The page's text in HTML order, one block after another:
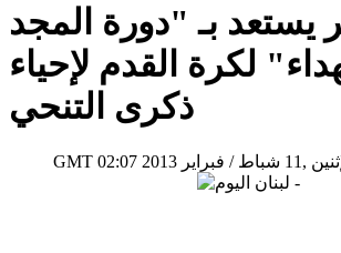
يستعد بـ "دورة المجد
لكرة القدم لإحياء
ذكرى التنحي
GMT الإثنين ,11 شباط / فبراير